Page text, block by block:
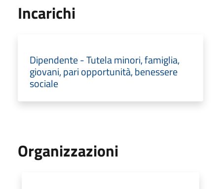
Incarichi
Dipendente - Tutela minori, famiglia,
giovani, pari opportunità, benessere
sociale
Organizzazioni